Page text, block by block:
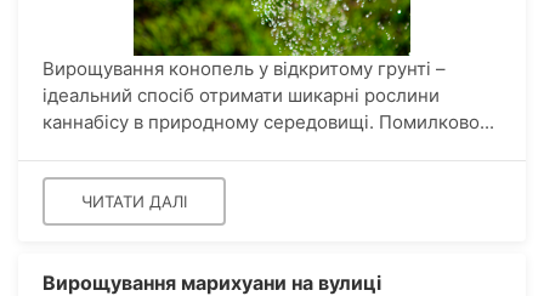
Вирощування конопель у відкритому грунті –
ідеальний спосіб отримати шикарні рослини
каннабісу в природному середовищі. Помилково...
ЧИТАТИ ДАЛІ
Вирощування марихуани на вулиці